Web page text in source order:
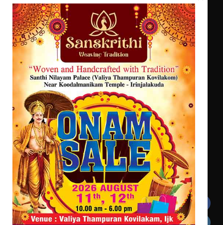
ഡോക്ടറേറ്റ് നേടിയ എൻ. ആര്യ
സെന്റ് ജോസഫ്സ് കോളജ്
കോമേഴ്‌സ് അസോസിയേഷന്
തുടക്കമായി
കോമേഴ്സ് എക്സ്പോയുമായി എസ്
എൻ ഹയർ സെക്കൻഡറി
വിദ്യാർത്ഥികൾ
സർഗ്ഗസാഹിതി- കവിതാസംഗമം 2026
കവിതാ ചർച്ച കാട്ടൂർ, ടി. കെ.
ബാലൻ ഹാളിൽ 16ന്
Get In Touch
Twitter Facebook
LinkedIn Instagram